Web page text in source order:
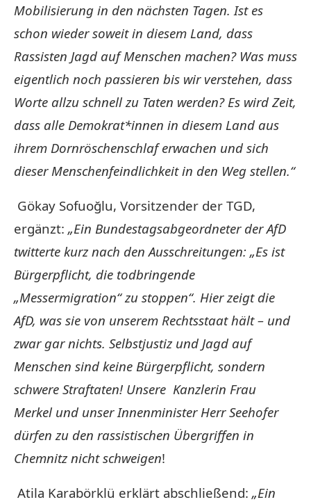
Mobilisierung in den nächsten Tagen. Ist es
schon wieder soweit in diesem Land, dass
Rassisten Jagd auf Menschen machen? Was muss
eigentlich noch passieren bis wir verstehen, dass
Worte allzu schnell zu Taten werden? Es wird Zeit,
dass alle Demokrat*innen in diesem Land aus
ihrem Dornröschenschlaf erwachen und sich
dieser Menschenfeindlichkeit in den Weg stellen.“
Gökay Sofuoğlu, Vorsitzender der TGD,
ergänzt: „Ein Bundestagsabgeordneter der AfD
twitterte kurz nach den Ausschreitungen: „Es ist
Bürgerpflicht, die todbringende
„Messermigration“ zu stoppen“. Hier zeigt die
AfD, was sie von unserem Rechtsstaat hält – und
zwar gar nichts. Selbstjustiz und Jagd auf
Menschen sind keine Bürgerpflicht, sondern
schwere Straftaten! Unsere Kanzlerin Frau
Merkel und unser Innenminister Herr Seehofer
dürfen zu den rassistischen Übergriffen in
Chemnitz nicht schweigen!
Atila Karabörklü erklärt abschließend: „Ein